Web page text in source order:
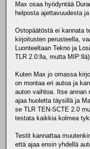
Max osaa hyödyntää
helposta ajettavuudesta
Ostopäätöstä ei kannata
kirjoitusten perusteella,
Luonteeltaan Tekno ja
TLR 2.0:lla, mutta
Kuten Max jo omassa
on montaa eri autoa ja
auton vaihtoa. Itse annan
ajaa huoletta täysillä ja
se TLR TEN-SCTE 2.0
testata kaikkia kolmea
Testit kannattaa
että ajaa ensin yhdellä